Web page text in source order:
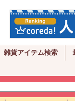
雑貨アイテム検索